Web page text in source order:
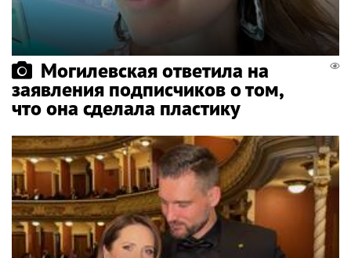
Могилевская ответила на
заявления подписчиков о том,
что она сделала пластику